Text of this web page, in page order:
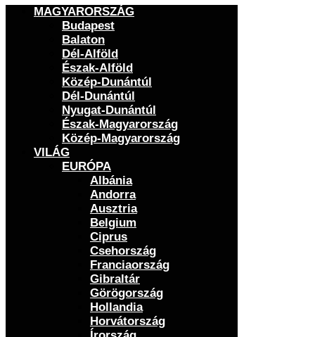
MAGYARORSZÁG
Budapest
Balaton
Dél-Alföld
Észak-Alföld
Közép-Dunántúl
Dél-Dunántúl
Nyugat-Dunántúl
Észak-Magyarország
Közép-Magyarország
VILÁG
EURÓPA
Albánia
Andorra
Ausztria
Belgium
Ciprus
Csehország
Franciaország
Gibraltár
Görögország
Hollandia
Horvátország